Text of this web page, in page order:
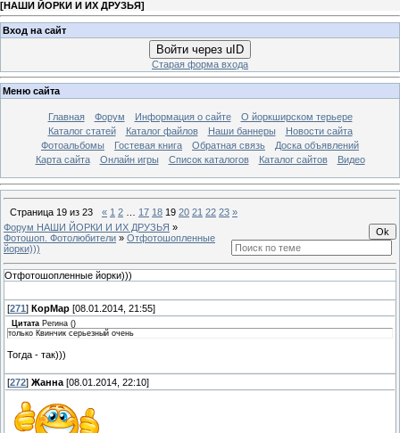
[НАШИ ЙОРКИ И ИХ ДРУЗЬЯ]
Вход на сайт
Войти через uID
Старая форма входа
Меню сайта
Главная Форум Информация о сайте
О йоркширском терьере
Каталог статей
Каталог файлов Наши баннеры
Новости сайта
Фотоальбомы
Гостевая книга Обратная связь
Доска объявлений
Карта сайта
Онлайн игры Список каталогов Каталог сайтов Видео
Страница 19 из 23 « 1 2 17 18 19 20 21 22 23 »
Форум НАШИ ЙОРКИ И ИХ ДРУЗЬЯ »
Фотошоп. Фотолюбители » Отфотошопленные
йорки)))
Отфотошопленные йорки)))
[271 ] КорМар [08.01.2014, 21:55]
Цитата Регина ()
только Квинчик серьезный очень
Тогда - так)))
[272] Жанна [08.01.2014, 22:10]